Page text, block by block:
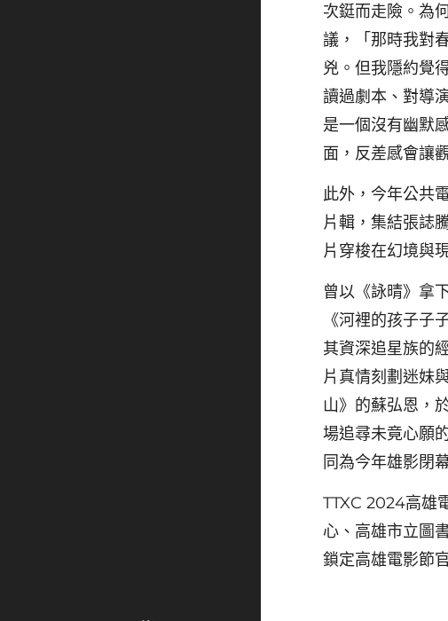
次鋌而走險。為
議，「那時我對
兇。但我隱約覺
讀過劇本、對導
是一個沒有幽默
面，反差感會讓
此外，今年公共
片輯，集結張誌
片穿梭在幻境與
曾以《詠晴》拿
《河裡的孩子子
其資深追星族的
片真情刻劃迷妹
山》的蘇弘恩，
場追尋未竟心願
同為今年雄影閉
TTXC 2024高雄
心、高雄市立圖
鎖定高雄電影節